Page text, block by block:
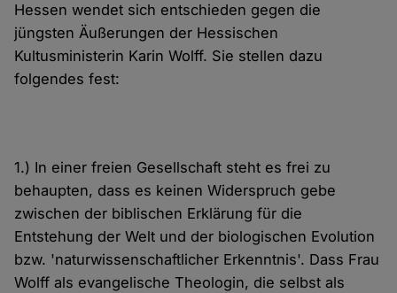
Hessen wendet sich entschieden gegen die
jüngsten Äußerungen der Hessischen
Kultusministerin Karin Wolff. Sie stellen dazu
folgendes fest:
1.) In einer freien Gesellschaft steht es frei zu
behaupten, dass es keinen Widerspruch gebe
zwischen der biblischen Erklärung für die
Entstehung der Welt und der biologischen Evolution
bzw. 'naturwissenschaftlicher Erkenntnis'. Dass Frau
Wolff als evangelische Theologin, die selbst als